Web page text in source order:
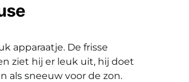
apparaatje. De frisse
ziet hij er leuk uit, hij doet
als sneeuw voor de zon.